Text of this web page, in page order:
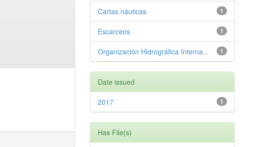
1
Cartas náuticas
1
Escarceos
1
Organización Hidrográfica Interna...
Date issued
1
2017
Has File(s)